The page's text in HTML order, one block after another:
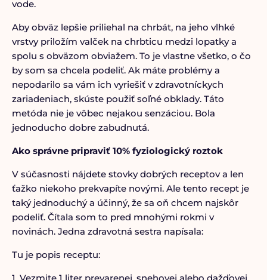
vode.
Aby obväz lepšie priliehal na chrbát, na jeho vlhké
vrstvy priložím valček na chrbticu medzi lopatky a
spolu s obväzom obviažem. To je vlastne všetko, o čo
by som sa chcela podeliť. Ak máte problémy a
nepodarilo sa vám ich vyriešiť v zdravotníckych
zariadeniach, skúste použiť soľné obklady. Táto
metóda nie je vôbec nejakou senzáciou. Bola
jednoducho dobre zabudnutá.
Ako správne pripraviť 10% fyziologický roztok
V súčasnosti nájdete stovky dobrých receptov a len
ťažko niekoho prekvapíte novými. Ale tento recept je
taký jednoduchý a účinný, že sa oň chcem najskôr
podeliť. Čítala som to pred mnohými rokmi v
novinách. Jedna zdravotná sestra napísala:
Tu je popis receptu: